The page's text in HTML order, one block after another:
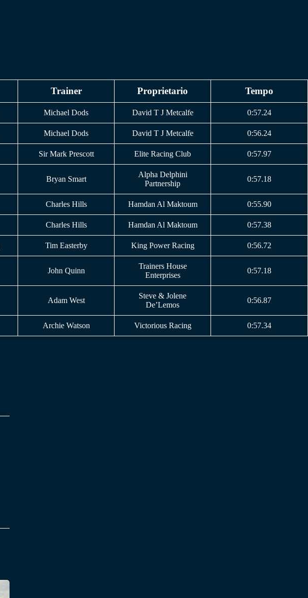
Trainer Proprietario Tempo
Michael Dods David T J Metcalfe 0:57.24
Michael Dods David T J Metcalfe 0:56.24
Sir Mark Prescott Elite Racing Club 0:57.97
Bryan Smart
Alpha Delphini
Partnership
0:57.18
Charles Hills Hamdan Al Maktoum 0:55.90
Charles Hills Hamdan Al Maktoum 0:57.38
Tim Easterby King Power Racing 0:56.72
John Quinn
Trainers House
Enterprises
0:57.18
Adam West
Steve & Jolene
De’Lemos
0:56.87
Archie Watson Victorious Racing 0:57.34